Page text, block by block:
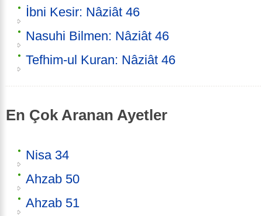
İbni Kesir: Nâziât 46
Nasuhi Bilmen: Nâziât 46
Tefhim-ul Kuran: Nâziât 46
En Çok Aranan Ayetler
Nisa 34
Ahzab 50
Ahzab 51